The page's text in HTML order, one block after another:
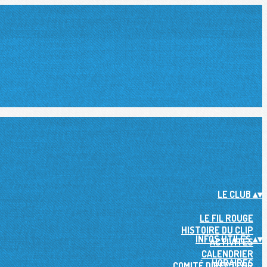
LE CLUB▴▾
LE FIL ROUGE
HISTOIRE DU CLIP
ACTIVITÉS
CALENDRIER
INFOS UTILES▴▾
HORAIRES